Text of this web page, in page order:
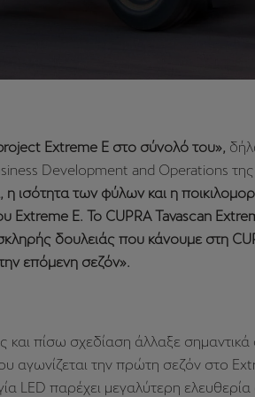
Extreme E στο σύνολό του»,
Development and Operations της
ισότητα των φύλων και η
Extreme E. Το CUPRA Tavascan
δουλειάς που κάνουμε στη
επόμενη σεζόν».
και πίσω σχεδίαση άλλαξε
αγωνίζεται την πρώτη σεζόν στο
LED παρέχει μεγαλύτερη ελευθερία